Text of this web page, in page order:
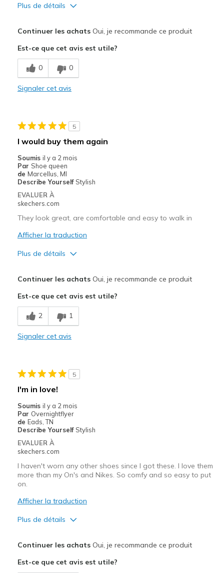
Plus de détails
Les meilleures utilisations
Casual Wear
Going Out
Feels true to size
View On Shoes
Continuer les achatsOui, je recommande ce produit
Est-ce que cet avis est utile?
0 0
Signaler cet avis
5
I would buy them again
Soumis il y a 2 mois
Par Shoe queen
de Marcellus, MI
Describe Yourself Stylish
EVALUER À
skechers.com
They look great, are comfortable and easy to walk in
Afficher la traduction
Plus de détails
Breathe Well
Comfortable
Les meilleures utilisations
Travel
Width
Sizing
View On Shoes
I'm Really Into Shoes
Continuer les achatsOui, je recommande ce produit
Est-ce que cet avis est utile?
2 1
Signaler cet avis
5
I'm in love!
Soumis il y a 2 mois
Par Overnightflyer
de Eads, TN
Describe Yourself Stylish
EVALUER À
skechers.com
I haven't worn any other shoes since I got these. I love them
more than my On's and Nikes. So comfy and so easy to put
on.
Afficher la traduction
Plus de détails
Comfortable
Continuer les achatsOui, je recommande ce produit
Est-ce que cet avis est utile?